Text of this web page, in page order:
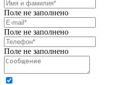
Поле не заполнено
Поле не заполнено
Поле не заполнено